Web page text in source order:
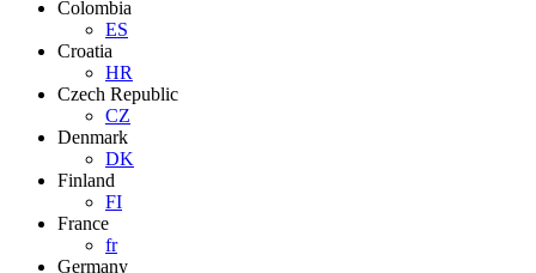
Colombia
ES
Croatia
HR
Czech Republic
CZ
Denmark
DK
Finland
FI
France
fr
Germany